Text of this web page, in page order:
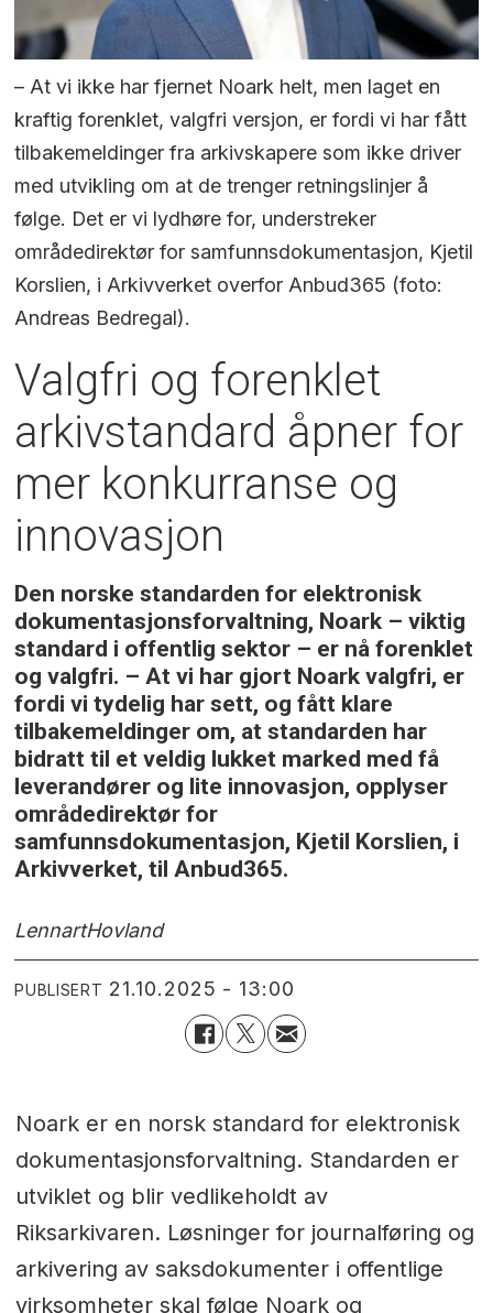
– At vi ikke har fjernet Noark helt, men laget en
kraftig forenklet, valgfri versjon, er fordi vi har fått
tilbakemeldinger fra arkivskapere som ikke driver
med utvikling om at de trenger retningslinjer å
følge. Det er vi lydhøre for, understreker
områdedirektør for samfunnsdokumentasjon, Kjetil
Korslien, i Arkivverket overfor Anbud365 (foto:
Andreas Bedregal).
Valgfri og forenklet
arkivstandard åpner for
mer konkurranse og
innovasjon
Den norske standarden for elektronisk
dokumentasjonsforvaltning, Noark – viktig
standard i offentlig sektor – er nå forenklet
og valgfri. – At vi har gjort Noark valgfri, er
fordi vi tydelig har sett, og fått klare
tilbakemeldinger om, at standarden har
bidratt til et veldig lukket marked med få
leverandører og lite innovasjon, opplyser
områdedirektør for
samfunnsdokumentasjon, Kjetil Korslien, i
Arkivverket, til Anbud365.
LennartHovland
PUBLISERT 21.10.2025 - 13:00
Noark er en norsk standard for elektronisk
dokumentasjonsforvaltning. Standarden er
utviklet og blir vedlikeholdt av
Riksarkivaren. Løsninger for journalføring og
arkivering av saksdokumenter i offentlige
virksomheter skal følge Noark og